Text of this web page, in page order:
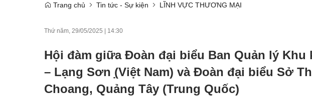
Trang chủ Tin tức - Sự kiện LĨNH VỰC THƯƠNG MẠI
Thứ năm, 29/05/2025 | 14:30
Hội đàm giữa Đoàn đại biểu Ban Quản lý
– Lạng Sơn ̣(Việt Nam) và Đoàn đại biểu Sở
Choang, Quảng Tây (Trung Quốc)